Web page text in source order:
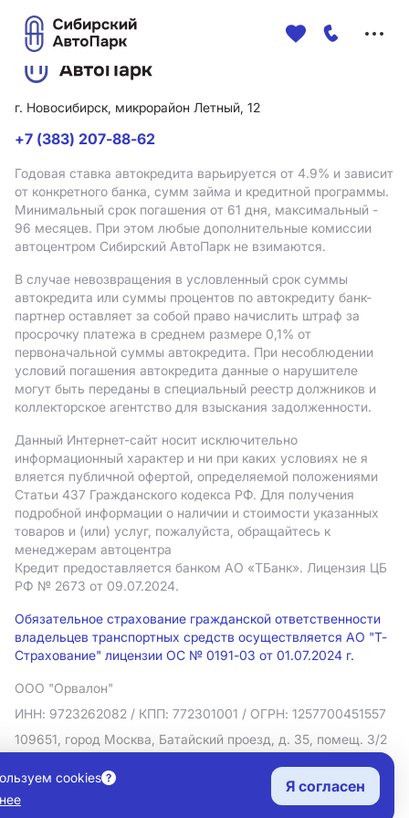
г. Новосибирск, микрорайон Летный, 12
+7 (383) 207-88-62
Годовая ставка автокредита варьируется от 4.9% и зависит
от конкретного банка, сумм займа и кредитной программы.
Минимальный срок погашения от 61 дня, максимальный -
96 месяцев. При этом любые дополнительные комиссии
автоцентром Сибирский АвтоПарк не взимаются.
В случае невозвращения в условленный срок суммы
автокредита или суммы процентов по автокредиту банк-
партнер оставляет за собой право начислить штраф за
просрочку платежа в среднем размере 0,1% от
первоначальной суммы автокредита. При несоблюдении
условий погашения автокредита данные о нарушителе
могут быть переданы в специальный реестр должников и
коллекторское агентство для взыскания задолженности.
Данный Интернет-сайт носит исключительно
информационный характер и ни при каких условиях не я
вляется публичной офертой, определяемой положениями
Статьи 437 Гражданского кодекса РФ. Для получения
подробной информации о наличии и стоимости указанных
товаров и (или) услуг, пожалуйста, обращайтесь к
менеджерам автоцентра
Кредит предоставляется банком АO «ТБанк». Лицензия ЦБ
РФ № 2673 от 09.07.2024.
Обязательное страхование гражданской ответственности
владельцев транспортных средств осуществляется АО "Т-
Страхование" лицензии ОС № 0191-03 от 01.07.2024 г.
ООО "Орвалон"
ИНН: 9723262082 / КПП: 772301001 / ОГРН: 1257700451557
109651, город Москва, Батайский проезд, д. 35, помещ. 3/2
Политика в отношении обработки персональных данных
Согласие на рекламную рассылку
Правовая информация
cookies
Я согласен